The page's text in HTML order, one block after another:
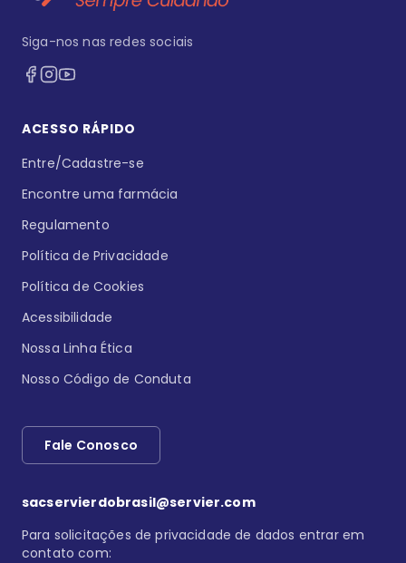
Siga-nos nas redes sociais
ACESSO RÁPIDO
Entre/Cadastre-se
Encontre uma farmácia
Regulamento
Política de Privacidade
Política de Cookies
Acessibilidade
Nossa Linha Ética
Nosso Código de Conduta
Fale Conosco
sacservierdobrasil@servier.com
Para solicitações de privacidade de dados entrar em
contato com: